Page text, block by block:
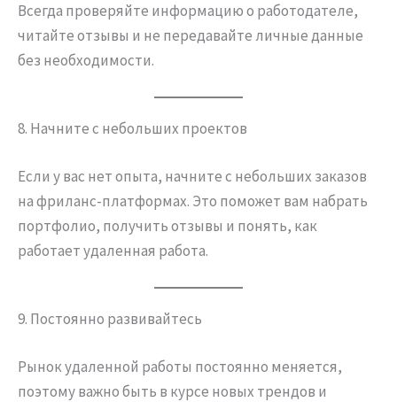
Всегда проверяйте информацию о работодателе,
читайте отзывы и не передавайте личные данные
без необходимости.
8. Начните с небольших проектов
Если у вас нет опыта, начните с небольших заказов
на фриланс-платформах. Это поможет вам набрать
портфолио, получить отзывы и понять, как
работает удаленная работа.
9. Постоянно развивайтесь
Рынок удаленной работы постоянно меняется,
поэтому важно быть в курсе новых трендов и